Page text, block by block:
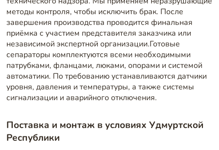
методы контроля, чтобы исключить брак. После
завершения производства проводится финальная
приёмка с участием представителя заказчика или
независимой экспертной организации.Готовые
сепараторы комплектуются всеми необходимыми
патрубками, фланцами, люками, опорами и системой
автоматики. По требованию устанавливаются датчики
уровня, давления и температуры, а также системы
сигнализации и аварийного отключения.
Поставка и монтаж в условиях Удмуртской
Республики